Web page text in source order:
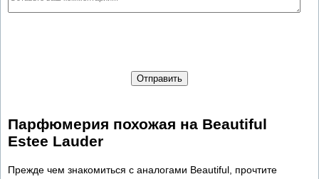
Отправить
Парфюмерия похожая на Beautiful
Estee Lauder
Прежде чем знакомиться с аналогами Beautiful, прочтите